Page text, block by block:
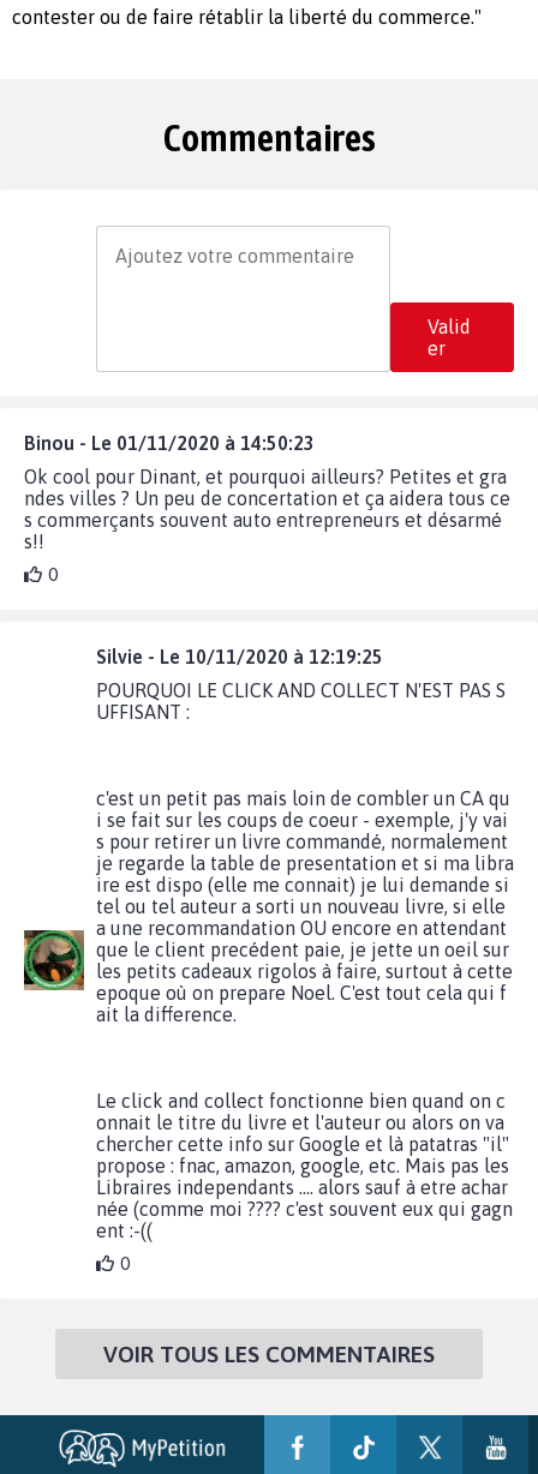
contester ou de faire rétablir la liberté du commerce."
Commentaires
Valid
er
Binou - Le 01/11/2020 à 14:50:23
Ok cool pour Dinant, et pourquoi ailleurs? Petites et gra
ndes villes ? Un peu de concertation et ça aidera tous ce
s commerçants souvent auto entrepreneurs et désarmé
s!!
0
Silvie - Le 10/11/2020 à 12:19:25
POURQUOI LE CLICK AND COLLECT N'EST PAS S
UFFISANT :
c'est un petit pas mais loin de combler un CA qu
i se fait sur les coups de coeur - exemple, j'y vai
s pour retirer un livre commandé, normalement
je regarde la table de presentation et si ma libra
ire est dispo (elle me connait) je lui demande si
tel ou tel auteur a sorti un nouveau livre, si elle
a une recommandation OU encore en attendant
que le client precédent paie, je jette un oeil sur
les petits cadeaux rigolos à faire, surtout à cette
epoque où on prepare Noel. C'est tout cela qui f
ait la difference.
Le click and collect fonctionne bien quand on c
onnait le titre du livre et l'auteur ou alors on va
chercher cette info sur Google et là patatras "il"
propose : fnac, amazon, google, etc. Mais pas les
Libraires independants .... alors sauf à etre achar
née (comme moi ???? c'est souvent eux qui gagn
ent :-((
0
VOIR TOUS LES COMMENTAIRES